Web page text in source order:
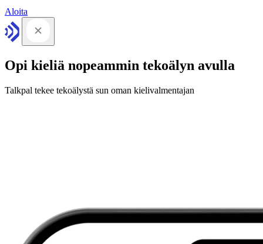
Aloita
Opi kieliä nopeammin tekoälyn avulla
Talkpal tekee tekoälystä sun oman kielivalmentajan